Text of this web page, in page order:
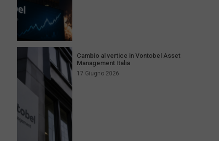
Cambio al vertice in Vontobel Asset
Management Italia
17 Giugno 2026